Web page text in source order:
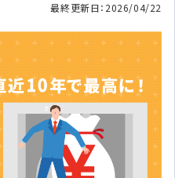
最終更新日：2026/04/22